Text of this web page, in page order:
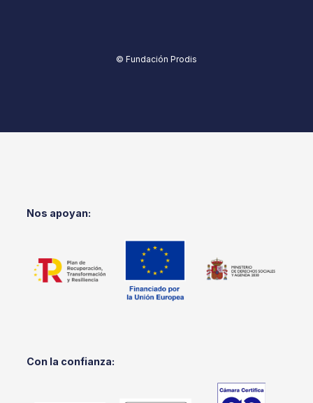
© Fundación Prodis
Nos apoyan:
Con la confianza: